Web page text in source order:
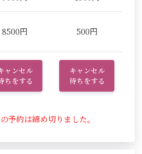
8500円 500円
ャンセル
ちをする
キャンセル
待ちをする
予約は締め切りました。